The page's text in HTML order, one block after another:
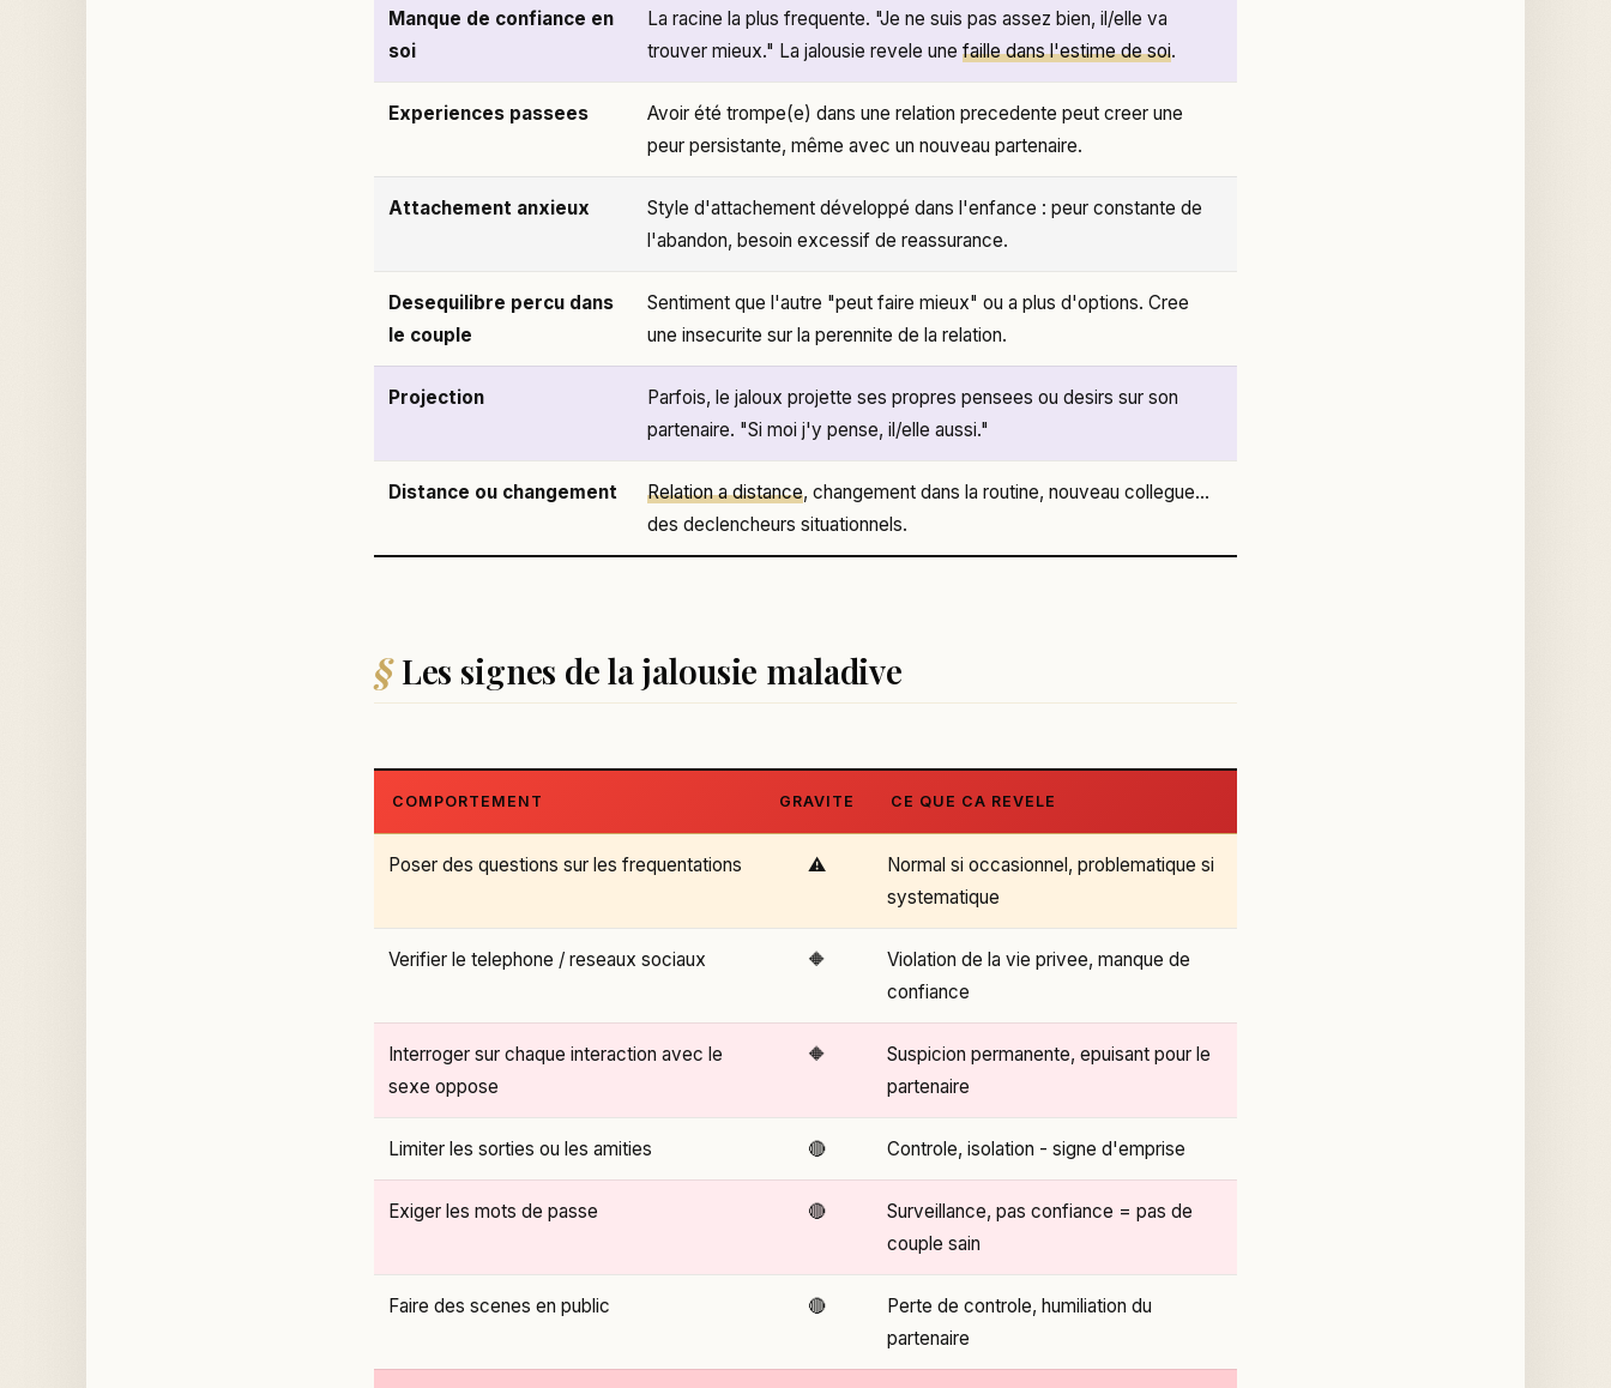
Manque de confiance en
soi
La racine la plus frequente. "Je ne suis pas assez bien, il/elle va
trouver mieux." La jalousie revele une faille dans l'estime de soi.
Experiences passees
Avoir été trompe(e) dans une relation precedente peut creer une
peur persistante, même avec un nouveau partenaire.
Attachement anxieux
Style d'attachement développé dans l'enfance : peur constante de
l'abandon, besoin excessif de reassurance.
Desequilibre percu dans
le couple
Sentiment que l'autre "peut faire mieux" ou a plus d'options. Cree
une insecurite sur la perennite de la relation.
Projection
Parfois, le jaloux projette ses propres pensees ou desirs sur son
partenaire. "Si moi j'y pense, il/elle aussi."
Distance ou changement Relation a distance, changement dans la routine, nouveau collegue...
des declencheurs situationnels.
Les signes de la jalousie maladive
COMPORTEMENT GRAVITE CE QUE CA REVELE
Poser des questions sur les frequentations ⚠️
Normal si occasionnel, problematique si
systematique
Verifier le telephone / reseaux sociaux 🔶
Violation de la vie privee, manque de
confiance
Interroger sur chaque interaction avec le
sexe oppose
🔶
Suspicion permanente, epuisant pour le
partenaire
Limiter les sorties ou les amities 🔴 Controle, isolation - signe d'emprise
Exiger les mots de passe 🔴
Surveillance, pas confiance = pas de
couple sain
Faire des scenes en public 🔴
Perte de controle, humiliation du
partenaire